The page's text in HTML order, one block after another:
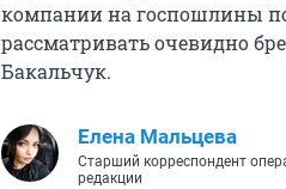
компании на госпошлины
рассматривать очевидно
Бакальчук.
Елена Мальцева
Старший корреспондент
редакции